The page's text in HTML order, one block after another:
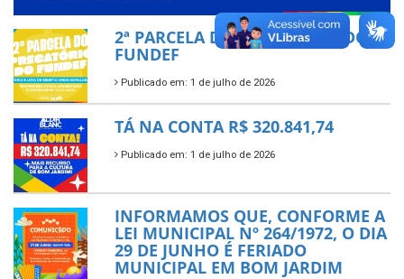
2ª PARCELA DO PRECATÓRIO DO
FUNDEF
Publicado em: 1 de julho de 2026
TÁ NA CONTA R$ 320.841,74
Publicado em: 1 de julho de 2026
INFORMAMOS QUE, CONFORME A
LEI MUNICIPAL Nº 264/1972, O DIA
29 DE JUNHO É FERIADO
MUNICIPAL EM BOM JARDIM